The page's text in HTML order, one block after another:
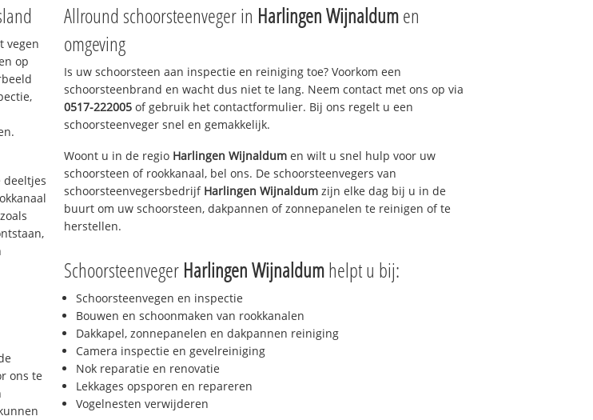
vegen
op
deeltjes
ons te
Allround schoorsteenveger in Harlingen Wijnaldumen
omgeving
Is uw schoorsteen aan inspectie en reiniging toe? Voorkom een
schoorsteenbrand en wacht dus niet te lang. Neem contact met ons op via
0517-222005 of gebruik het contactformulier. Bij ons regelt u een
schoorsteenveger snel en gemakkelijk.
Woont u in de regio Harlingen Wijnaldum en wilt u snel hulp voor uw
schoorsteen of rookkanaal, bel ons. De schoorsteenvegers van
schoorsteenvegersbedrijf Harlingen Wijnaldum zijn elke dag bij u in de
buurt om uw schoorsteen, dakpannen of zonnepanelen te reinigen of te
herstellen.
Schoorsteenveger Harlingen Wijnaldumhelpt u bij:
Schoorsteenvegen en inspectie
Bouwen en schoonmaken van rookkanalen
Dakkapel, zonnepanelen en dakpannen reiniging
Camera inspectie en gevelreiniging
Nok reparatie en renovatie
Lekkages opsporen en repareren
Vogelnesten verwijderen